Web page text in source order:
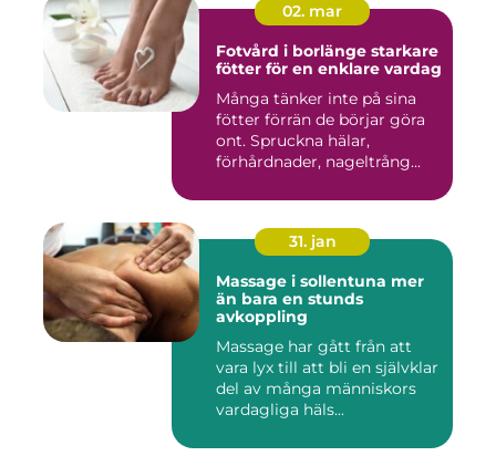
02. mar
Fotvård i borlänge starkare
fötter för en enklare vardag
Många tänker inte på sina
fötter förrän de börjar göra
ont. Spruckna hälar,
förhårdnader, nageltrång...
31. jan
Massage i sollentuna mer
än bara en stunds
avkoppling
Massage har gått från att
vara lyx till att bli en självklar
del av många människors
vardagliga häls...